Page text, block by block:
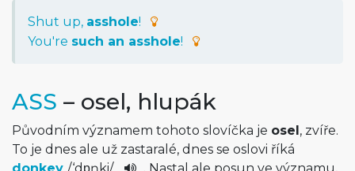
Shut up, asshole!
You're such an asshole!
ASS – osel, hlupák
Původním významem tohoto slovíčka je osel, zvíře.
To je dnes ale už zastaralé, dnes se oslovi říká
donkey /‘dɒŋki/
. Nastal ale posun ve významu,